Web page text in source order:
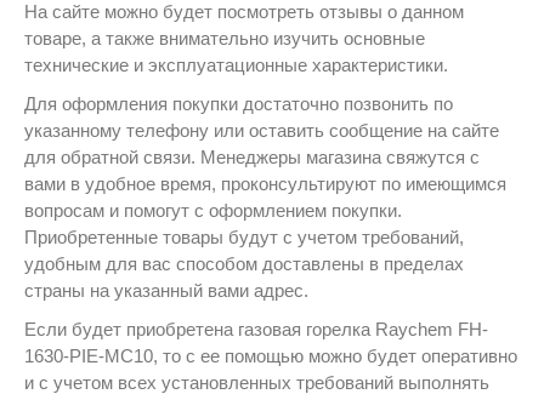
На сайте можно будет посмотреть отзывы о данном
товаре, а также внимательно изучить основные
технические и эксплуатационные характеристики.
Для оформления покупки достаточно позвонить по
указанному телефону или оставить сообщение на сайте
для обратной связи. Менеджеры магазина свяжутся с
вами в удобное время, проконсультируют по имеющимся
вопросам и помогут с оформлением покупки.
Приобретенные товары будут с учетом требований,
удобным для вас способом доставлены в пределах
страны на указанный вами адрес.
Если будет приобретена газовая горелка Raychem FH-
1630-PIE-MC10, то с ее помощью можно будет оперативно
и с учетом всех установленных требований выполнять